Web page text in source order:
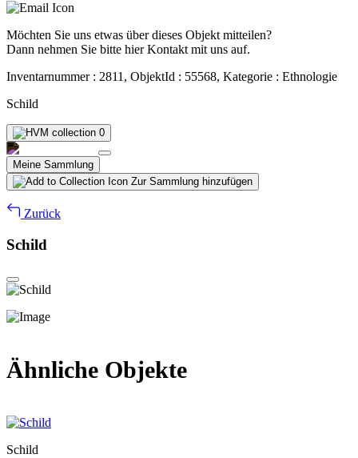
Möchten Sie uns etwas über dieses Objekt mitteilen?
Dann nehmen Sie bitte hier Kontakt mit uns auf.
Inventarnummer : 2811, ObjektId : 55568, Kategorie : Ethnologie
Schild
0
Meine Sammlung
Zur Sammlung hinzufügen
Zurück
Schild
Ähnliche Objekte
Schild